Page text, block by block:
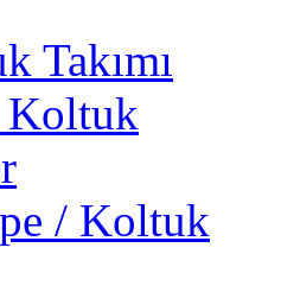
Takımı
Koltuk
/ Koltuk